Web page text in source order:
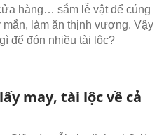
hàng… sắm lễ vật để cúng
làm ăn thịnh vượng. Vậy
để đón nhiều tài lộc?
may, tài lộc về cả